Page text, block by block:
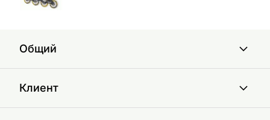
Общий
Клиент